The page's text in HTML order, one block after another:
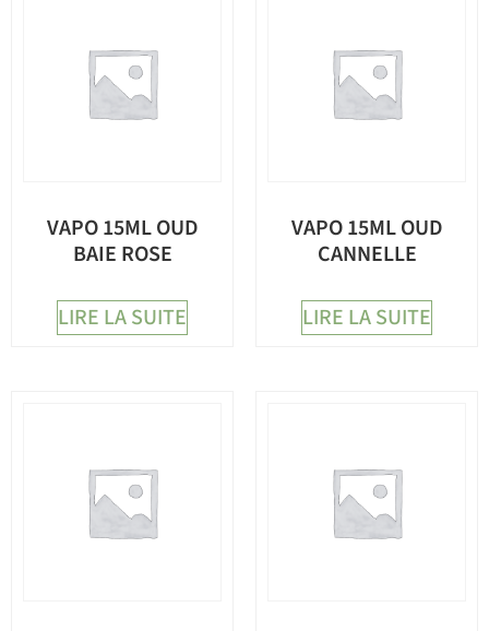
VAPO 15ML OUD
BAIE ROSE
LIRE LA SUITE
VAPO 15ML OUD
CANNELLE
LIRE LA SUITE